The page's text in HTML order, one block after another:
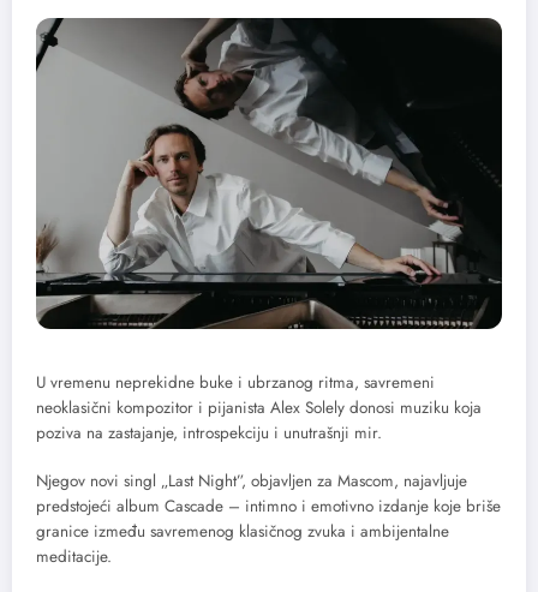
U vremenu neprekidne buke i ubrzanog ritma, savremeni
neoklasični kompozitor i pijanista Alex Solely donosi muziku koja
poziva na zastajanje, introspekciju i unutrašnji mir.
Njegov novi singl „Last Night”, objavljen za Mascom, najavljuje
predstojeći album Cascade – intimno i emotivno izdanje koje briše
granice između savremenog klasičnog zvuka i ambijentalne
meditacije.